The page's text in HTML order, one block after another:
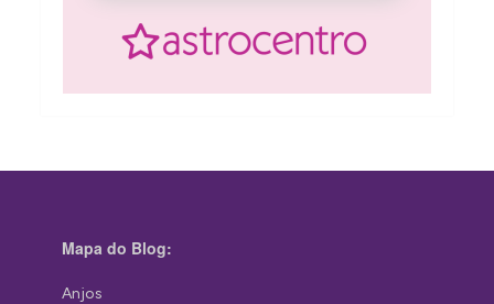
Mapa do Blog:
Anjos